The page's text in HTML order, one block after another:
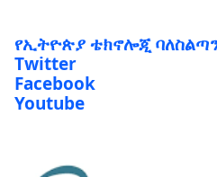
የኢትዮጵያ ቴክኖሎጂ ባለስልጣን
Twitter
Facebook